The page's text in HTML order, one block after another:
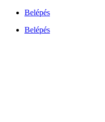
Ugrás
tartalomhoz
Belépés
Belépés